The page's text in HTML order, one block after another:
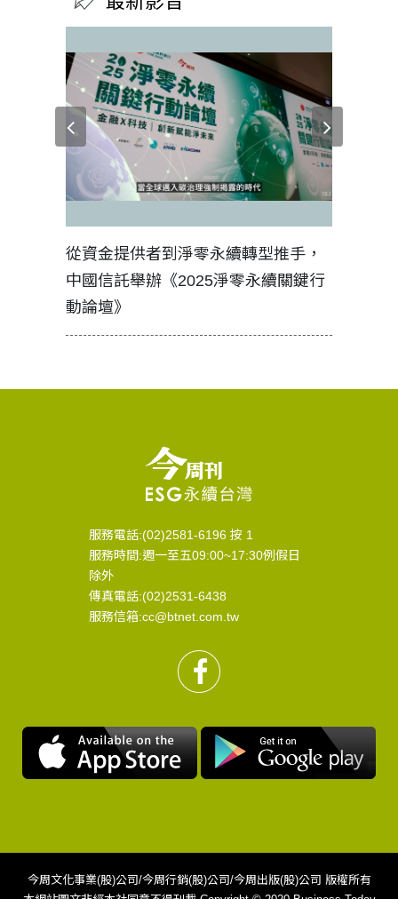
從資金提供者到淨零永續轉型推手，
中國信託舉辦《2025淨零永續關鍵行
動論壇》
服務電話:(02)2581-6196 按 1
服務時間:週一至五09:00~17:30例假日
除外
傳真電話:(02)2531-6438
服務信箱:cc@btnet.com.tw
今周文化事業(股)公司/今周行銷(股)公司/今周出版(股)公司 版權所有